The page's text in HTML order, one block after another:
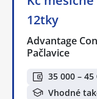
12tky
Advantage
Pačlavice
35 000 – 45
Vhodné